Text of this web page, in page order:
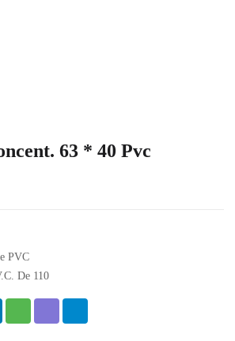
63 * 40 Pvc
PVC
De 110